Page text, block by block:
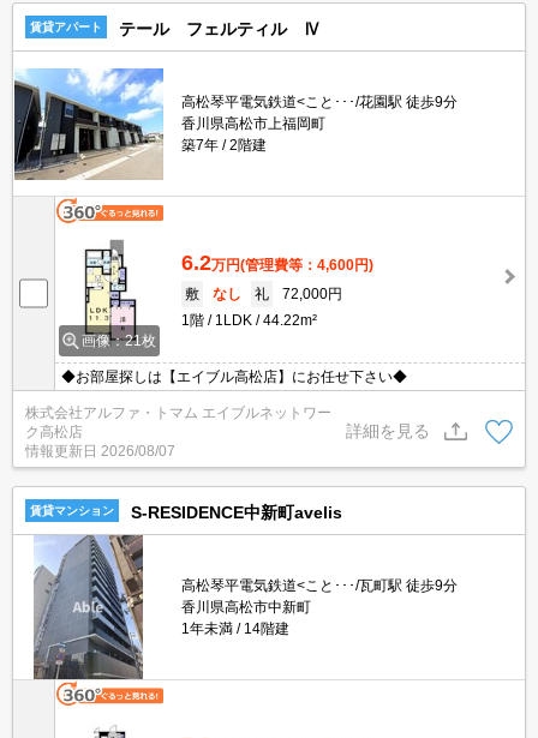
賃貸アパート テール フェルティル Ⅳ
高松琴平電気鉄道<こと･･･/花園駅 徒歩9分
香川県高松市上福岡町
築7年
2階建
画像：21枚
6.2万円(管理費等：4,600円)
敷
なし 礼
72,000円
1階
1LDK 44.22m²
◆お部屋探しは【エイブル高松店】にお任せ下さい◆
株式会社アルファ・トマム エイブルネットワー
ク高松店
情報更新日 2026/08/07
詳細を見る
賃貸マンション S-RESIDENCE中新町avelis
高松琴平電気鉄道<こと･･･/瓦町駅 徒歩9分
香川県高松市中新町
1年未満
14階建